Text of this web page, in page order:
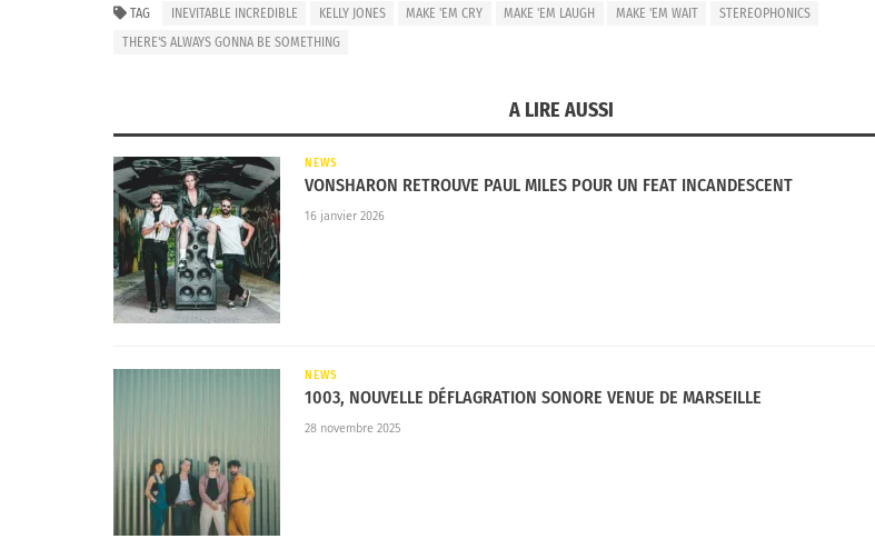
TAG INEVITABLE INCREDIBLE KELLY JONES MAKE 'EM CRY MAKE 'EM LAUGH MAKE 'EM WAIT
STEREOPHONICS
THERE'S ALWAYS GONNA BE SOMETHING
A LIRE AUSSI
NEWS
VONSHARON RETROUVE PAUL MILES POUR UN FEAT INCANDESCENT
16 janvier 2026
NEWS
1003, NOUVELLE DÉFLAGRATION SONORE VENUE DE MARSEILLE
28 novembre 2025